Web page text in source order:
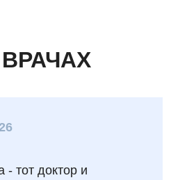
- тот доктор и